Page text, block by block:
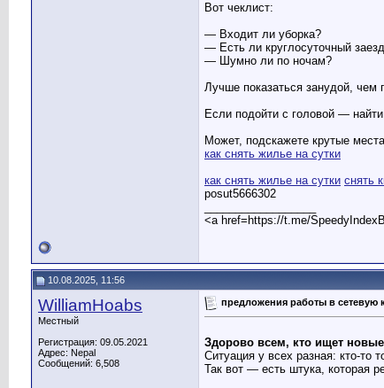
Вот чеклист:
— Входит ли уборка?
— Есть ли круглосуточный
— Шумно ли по ночам?
Лучше показаться занудой, чем
Если подойти с головой —
Может, подскажете крутые
как снять жилье на сутки
как снять жилье на сутки снять
posut5666302
<a href=https://t.me/
10.08.2025, 11:56
WilliamHoabs
Местный
Регистрация: 09.05.2021
Адрес: Nepal
Сообщений: 6,508
предложения работы в сетевую
Здорово всем, кто ищет
Ситуация у всех разная: кто-то
Так вот — есть штука, которая